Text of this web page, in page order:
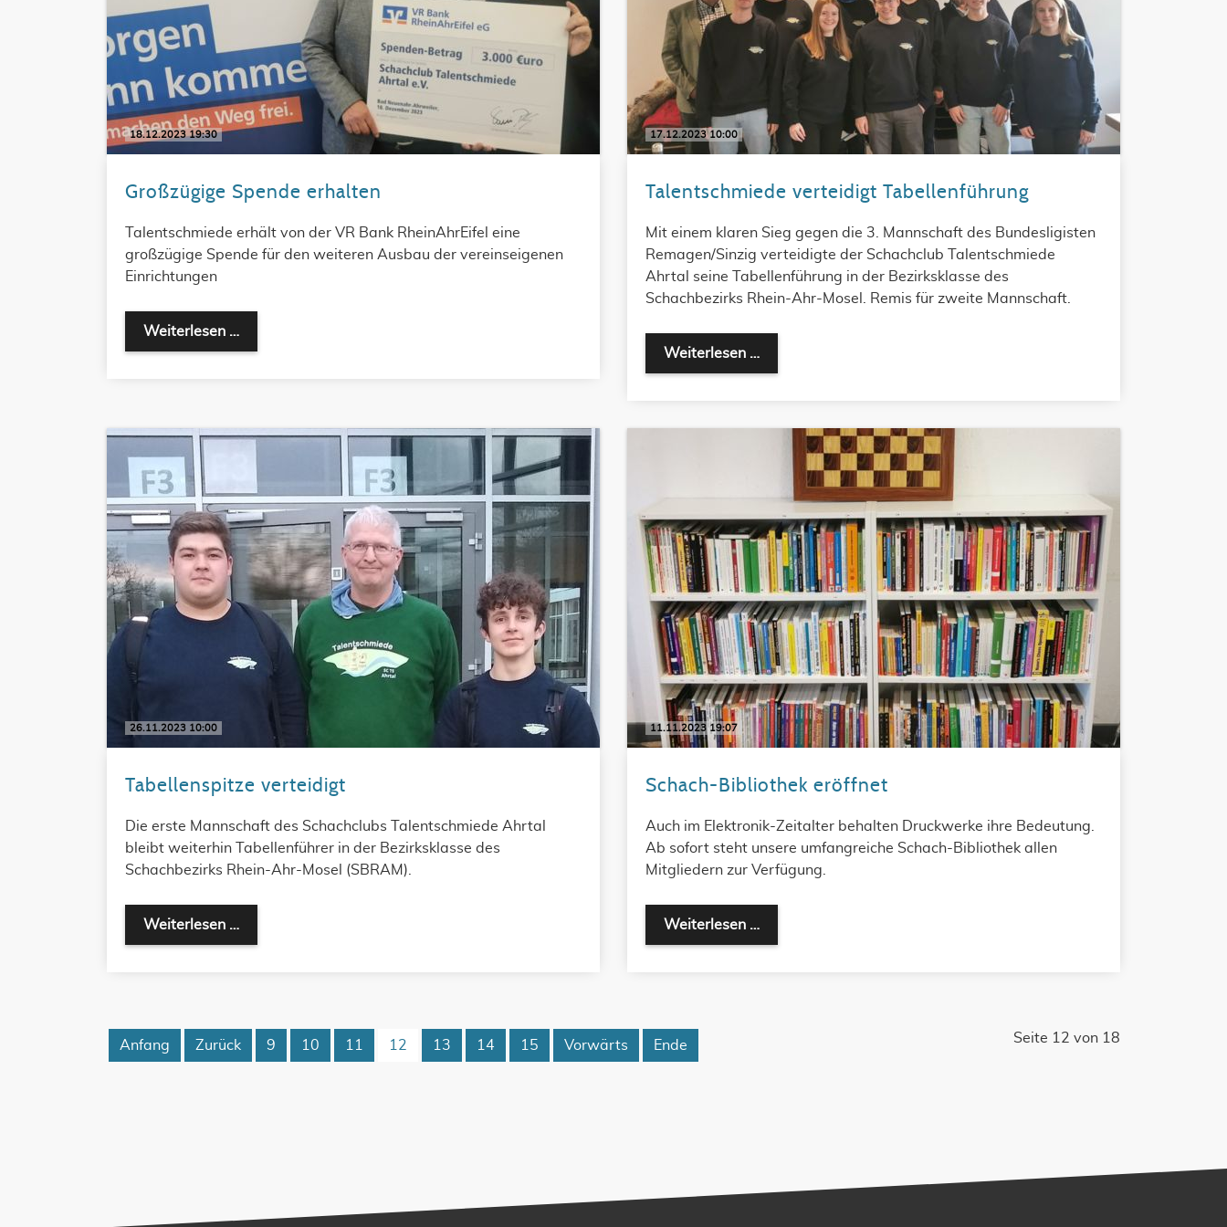
18.12.2023 19:30
Großzügige Spende erhalten
Talentschmiede erhält von der VR Bank RheinAhrEifel eine
großzügige Spende für den weiteren Ausbau der vereinseigenen
Einrichtungen
Weiterlesen …
17.12.2023 10:00
Talentschmiede verteidigt Tabellenführung
Mit einem klaren Sieg gegen die 3. Mannschaft des Bundesligisten
Remagen/Sinzig verteidigte der Schachclub Talentschmiede
Ahrtal seine Tabellenführung in der Bezirksklasse des
Schachbezirks Rhein-Ahr-Mosel. Remis für zweite Mannschaft.
Weiterlesen …
26.11.2023 10:00
Tabellenspitze verteidigt
Die erste Mannschaft des Schachclubs Talentschmiede Ahrtal
bleibt weiterhin Tabellenführer in der Bezirksklasse des
Schachbezirks Rhein-Ahr-Mosel (SBRAM).
Weiterlesen …
11.11.2023 19:07
Schach-Bibliothek eröffnet
Auch im Elektronik-Zeitalter behalten Druckwerke ihre Bedeutung.
Ab sofort steht unsere umfangreiche Schach-Bibliothek allen
Mitgliedern zur Verfügung.
Weiterlesen …
Seite 12 von 18
Anfang Zurück 9 10 11 12 13 14 15 Vorwärts Ende